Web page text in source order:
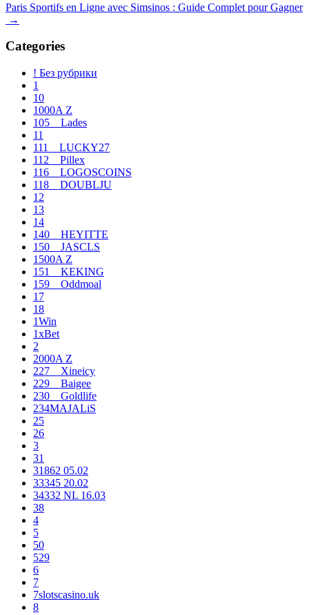
entradas
Paris Sportifs en Ligne avec Simsinos : Guide Complet pour Gagner
→
Categories
! Без рубрики
1
10
1000A Z
105__Lades
11
111__LUCKY27
112__Pillex
116__LOGOSCOINS
118__DOUBLJU
12
13
14
140__HEYITTE
150__JASCLS
1500A Z
151__KEKING
159__Oddmoal
17
18
1Win
1xBet
2
2000A Z
227__Xineicy
229__Baigee
230__Goldlife
234MAJALiS
25
26
3
31
31862 05.02
33345 20.02
34332 NL 16.03
38
4
5
50
529
6
7
7slotscasino.uk
8